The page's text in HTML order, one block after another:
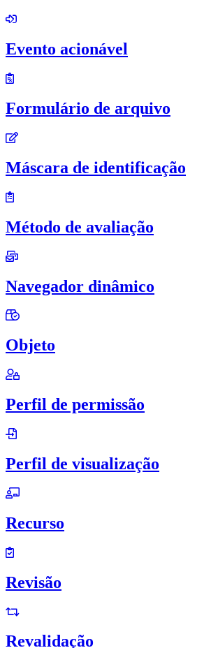
Evento acionável
Formulário de arquivo
Máscara de identificação
Método de avaliação
Navegador dinâmico
Objeto
Perfil de permissão
Perfil de visualização
Recurso
Revisão
Revalidação